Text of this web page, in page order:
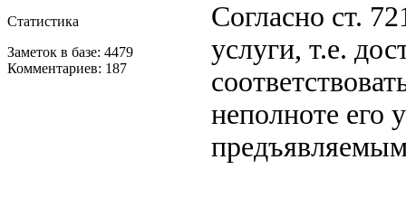
Статистика
Заметок в базе: 4479
Комментариев: 187
Согласно ст.
услуги, т.е.
неполноте его